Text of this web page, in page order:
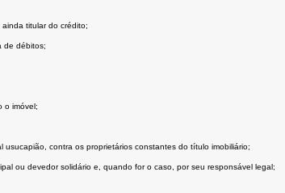
titular do crédito;
de débitos;
o imóvel;
contra os proprietários constantes do título imobiliário;
ou devedor solidário e, quando for o caso, por seu responsável legal;